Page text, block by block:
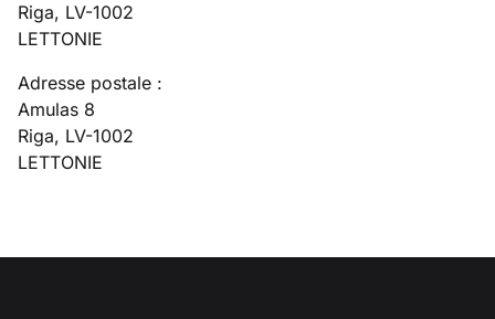
Riga, LV-1002
LETTONIE
Adresse postale :
Amulas 8
Riga, LV-1002
LETTONIE